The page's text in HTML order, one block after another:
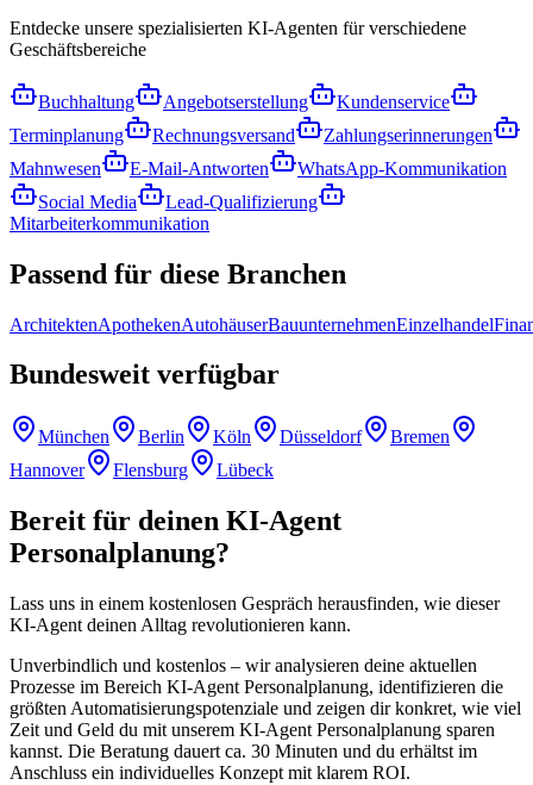
Entdecke unsere spezialisierten KI-Agenten für verschiedene
Geschäftsbereiche
Buchhaltung Angebotserstellung
Kundenservice
Terminplanung
Rechnungsversand
Zahlungserinnerungen
Mahnwesen
E-Mail-Antworten
WhatsApp-Kommunikation
Social Media
Lead-Qualifizierung
Mitarbeiterkommunikation
Passend für diese Branchen
ArchitektenApothekenAutohäuserBauunternehmenEinzelhandel
Bundesweit verfügbar
München Berlin Köln Düsseldorf
Bremen
Hannover
Flensburg Lübeck
Bereit für deinen KI-Agent
Personalplanung?
Lass uns in einem kostenlosen Gespräch herausfinden, wie dieser
KI-Agent deinen Alltag revolutionieren kann.
Unverbindlich und kostenlos – wir analysieren deine aktuellen
Prozesse im Bereich KI-Agent Personalplanung, identifizieren die
größten Automatisierungspotenziale und zeigen dir konkret, wie viel
Zeit und Geld du mit unserem KI-Agent Personalplanung sparen
kannst. Die Beratung dauert ca. 30 Minuten und du erhältst im
Anschluss ein individuelles Konzept mit klarem ROI.